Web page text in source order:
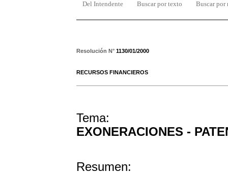
Del Intendente Buscar por texto Buscar por
Resolución N° 1130/01/2000
RECURSOS FINANCIEROS
Tema:
EXONERACIONES -
Resumen: